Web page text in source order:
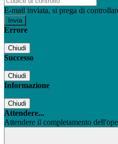
E-mail inviata, si prega di
Errore
Chiudi
Successo
Chiudi
Informazione
Chiudi
Attendere...
Attendere il completamento